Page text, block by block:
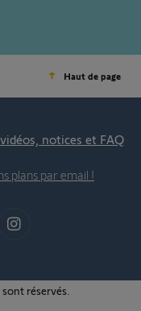
Haut de page
notices et FAQ
plans par email !
réservés.